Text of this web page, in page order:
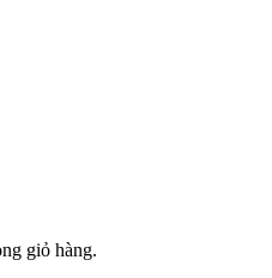
giỏ hàng.